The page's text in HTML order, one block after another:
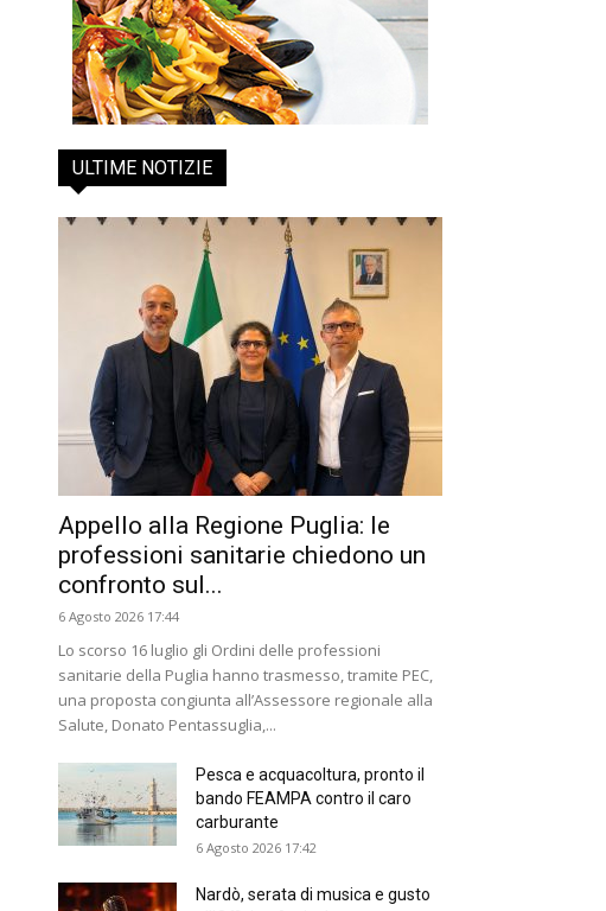
ULTIME NOTIZIE
Appello alla Regione Puglia: le
professioni sanitarie chiedono un
confronto sul...
6 Agosto 2026 17:44
Lo scorso 16 luglio gli Ordini delle professioni
sanitarie della Puglia hanno trasmesso, tramite PEC,
una proposta congiunta all’Assessore regionale alla
Salute, Donato Pentassuglia,...
Pesca e acquacoltura, pronto il
bando FEAMPA contro il caro
carburante
6 Agosto 2026 17:42
Nardò, serata di musica e gusto